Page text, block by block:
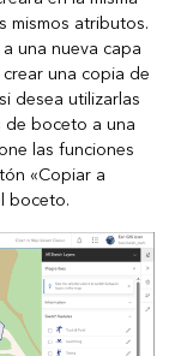
mismos atributos.
una nueva capa
una copia de
desea utilizarlas
de boceto a una
las funciones
«Copiar a
boceto.